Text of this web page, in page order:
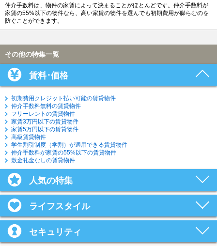
仲介手数料は、物件の家賃によって決まることがほとんどです。仲介手数料が
家賃の55%以下の物件なら、高い家賃の物件を選んでも初期費用が膨らむのを
防ぐことができます。
その他の特集一覧
賃料･価格
初期費用クレジット払い可能の賃貸物件
仲介手数料無料の賃貸物件
フリーレントの賃貸物件
家賃3万円以下の賃貸物件
家賃5万円以下の賃貸物件
高級賃貸物件
学生割引制度（学割）が適用できる賃貸物件
仲介手数料が家賃の55%以下の賃貸物件
敷金礼金なしの賃貸物件
人気の特集
ライフスタイル
セキュリティ